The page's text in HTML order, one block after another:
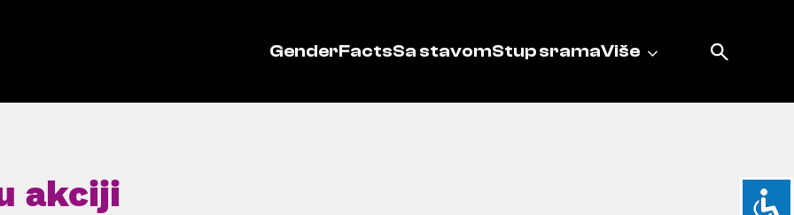
GenderFactsSa stavomStup sramaViše
akciji